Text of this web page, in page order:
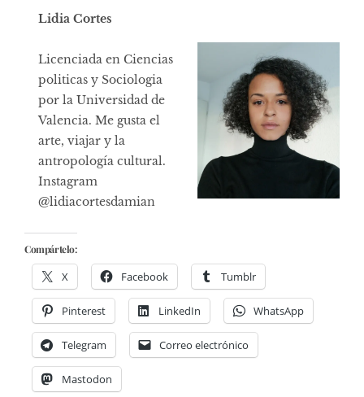
Lidia Cortes
Licenciada en Ciencias
politicas y Sociologia
por la Universidad de
Valencia. Me gusta el
arte, viajar y la
antropología cultural.
Instagram
@lidiacortesdamian
Compártelo:
X Facebook Tumblr
Pinterest LinkedIn WhatsApp
Telegram Correo electrónico
Mastodon